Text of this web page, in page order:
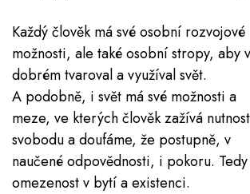
Každý člověk má své osobní rozvojové
možnosti, ale také osobní stropy, aby v
dobrém tvaroval a využíval svět.
A podobně, i svět má své možnosti a
meze, ve kterých člověk zažívá
svobodu a doufáme, že postupně, v
naučené odpovědnosti, i pokoru.
omezenost v bytí a existenci.